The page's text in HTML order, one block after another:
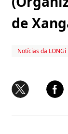
de
Notícias da LONGi